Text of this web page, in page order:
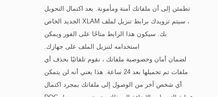
تطمئن إلى أن ملفاتك آمنة ومأمونة. بعد اكتمال التحويل
، سيتم تزويدك برابط تنزيل لملف XLAM الجديد الخاص
بك. سيكون هذا الرابط متاحًا على الفور ويمكن
استخدامه لتنزيل الملف على جهازك.
لضمان أمان وخصوصية ملفاتك ، نقوم تلقائيًا بحذف أي
ملفات تم تحميلها بعد 24 ساعة. هذا يعني أنه لن يتمكن
أي شخص آخر من الوصول إلى ملفاتك بمجرد اكتمال